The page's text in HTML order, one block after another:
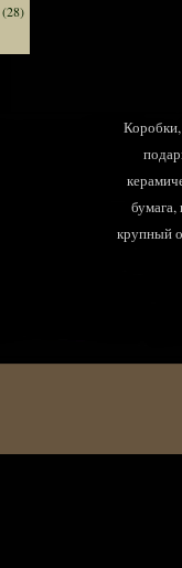
(28)
крупный